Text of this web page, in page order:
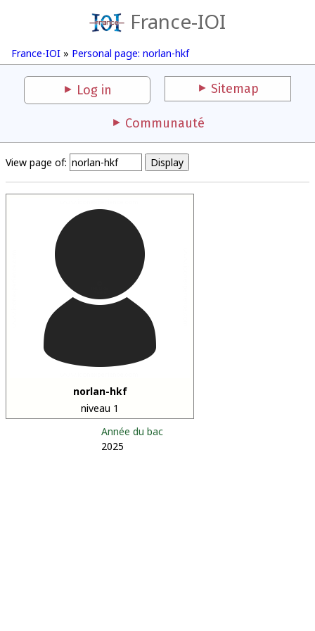
France-IOI
France-IOI » Personal page: norlan-hkf
Log in Sitemap
Communauté
View page of:
norlan-hkf
niveau 1
Année du bac
2025